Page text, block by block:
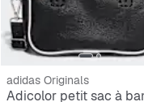
adidas Originals